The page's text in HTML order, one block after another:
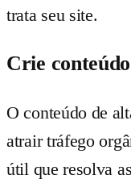
trata seu site.
Crie
O conteúdo de
atrair tráfego
útil que resolva